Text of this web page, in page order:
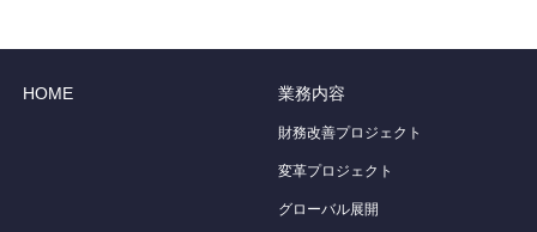
HOME 業務内容
財務改善プロジェクト
変革プロジェクト
グローバル展開